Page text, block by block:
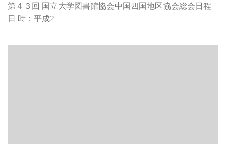
第４３回 国立大学図書館協会中国四国地区協会総会日程
日 時：平成2...